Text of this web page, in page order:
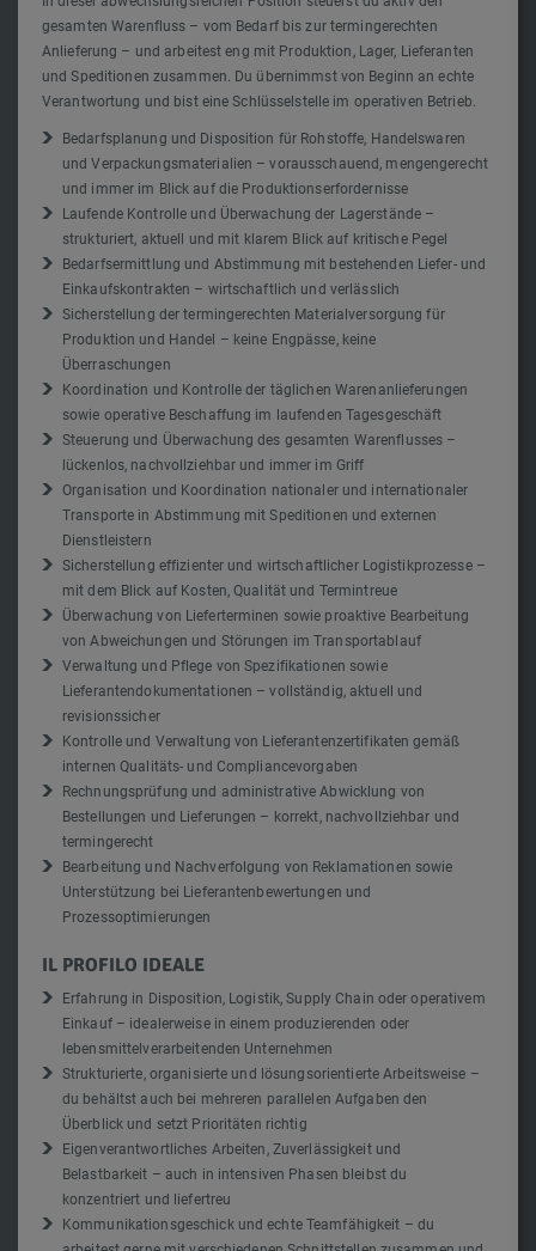
gesamten Warenfluss – vom Bedarf bis zur termingerechten
Anlieferung – und arbeitest eng mit Produktion, Lager, Lieferanten
und Speditionen zusammen. Du übernimmst von Beginn an echte
Verantwortung und bist eine Schlüsselstelle im operativen Betrieb.
Bedarfsplanung und Disposition für Rohstoffe, Handelswaren
und Verpackungsmaterialien – vorausschauend, mengengerecht
und immer im Blick auf die Produktionserfordernisse
Laufende Kontrolle und Überwachung der Lagerstände –
strukturiert, aktuell und mit klarem Blick auf kritische Pegel
Bedarfsermittlung und Abstimmung mit bestehenden Liefer- und
Einkaufskontrakten – wirtschaftlich und verlässlich
Sicherstellung der termingerechten Materialversorgung für
Produktion und Handel – keine Engpässe, keine
Überraschungen
Koordination und Kontrolle der täglichen Warenanlieferungen
sowie operative Beschaffung im laufenden Tagesgeschäft
Steuerung und Überwachung des gesamten Warenflusses –
lückenlos, nachvollziehbar und immer im Griff
Organisation und Koordination nationaler und internationaler
Transporte in Abstimmung mit Speditionen und externen
Dienstleistern
Sicherstellung effizienter und wirtschaftlicher Logistikprozesse –
mit dem Blick auf Kosten, Qualität und Termintreue
Überwachung von Lieferterminen sowie proaktive Bearbeitung
von Abweichungen und Störungen im Transportablauf
Verwaltung und Pflege von Spezifikationen sowie
Lieferantendokumentationen – vollständig, aktuell und
revisionssicher
Kontrolle und Verwaltung von Lieferantenzertifikaten gemäß
internen Qualitäts- und Compliancevorgaben
Rechnungsprüfung und administrative Abwicklung von
Bestellungen und Lieferungen – korrekt, nachvollziehbar und
termingerecht
Bearbeitung und Nachverfolgung von Reklamationen sowie
Unterstützung bei Lieferantenbewertungen und
Prozessoptimierungen
IL PROFILO IDEALE
Erfahrung in Disposition, Logistik, Supply Chain oder operativem
Einkauf – idealerweise in einem produzierenden oder
lebensmittelverarbeitenden Unternehmen
Strukturierte, organisierte und lösungsorientierte Arbeitsweise –
du behältst auch bei mehreren parallelen Aufgaben den
Überblick und setzt Prioritäten richtig
Eigenverantwortliches Arbeiten, Zuverlässigkeit und
Belastbarkeit – auch in intensiven Phasen bleibst du
konzentriert und liefertreu
Kommunikationsgeschick und echte Teamfähigkeit – du